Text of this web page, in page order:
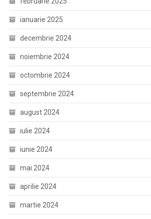
ianuarie 2025
decembrie 2024
noiembrie 2024
octombrie 2024
septembrie 2024
august 2024
iulie 2024
iunie 2024
mai 2024
aprilie 2024
martie 2024